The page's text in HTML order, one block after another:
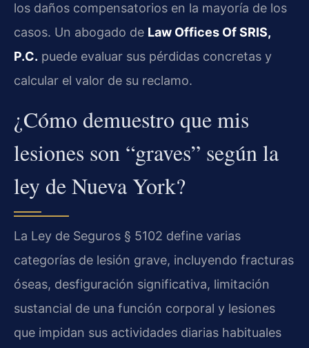
los daños compensatorios en la mayoría de los
casos. Un abogado de Law Offices Of SRIS,
P.C. puede evaluar sus pérdidas concretas y
calcular el valor de su reclamo.
¿Cómo demuestro que mis
lesiones son “graves” según la
ley de Nueva York?
La Ley de Seguros § 5102 define varias
categorías de lesión grave, incluyendo fracturas
óseas, desfiguración significativa, limitación
sustancial de una función corporal y lesiones
que impidan sus actividades diarias habituales